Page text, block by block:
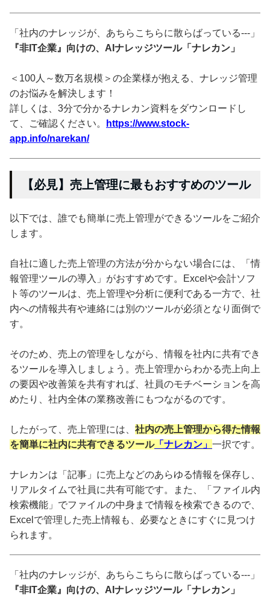
「社内のナレッジが、あちらこちらに散らばっている---」
『非IT企業』向けの、AIナレッジツール「ナレカン」
＜100人～数万名規模＞の企業様が抱える、ナレッジ管理
のお悩みを解決します！
詳しくは、3分で分かるナレカン資料をダウンロードし
て、ご確認ください。
https://www.stock-
app.info/narekan/
【必見】売上管理に最もおすすめのツール
以下では、誰でも簡単に売上管理ができるツールをご紹介
します。
自社に適した売上管理の方法が分からない場合には、「情
報管理ツールの導入」がおすすめです。Excelや会計ソフ
ト等のツールは、売上管理や分析に便利である一方で、社
内への情報共有や連絡には別のツールが必須となり面倒で
す。
そのため、売上の管理をしながら、情報を社内に共有でき
るツールを導入しましょう。売上管理からわかる売上向上
の要因や改善策を共有すれば、社員のモチベーションを高
めたり、社内全体の業務改善にもつながるのです。
したがって、売上管理には、 社内の売上管理から得た情報
を簡単に社内に共有できるツール「ナレカン」 一択です。
ナレカンは「記事」に売上などのあらゆる情報を保存し、
リアルタイムで社員に共有可能です。また、「ファイル内
検索機能」でファイルの中身まで情報を検索できるので、
Excelで管理した売上情報も、必要なときにすぐに見つけ
られます。
「社内のナレッジが、あちらこちらに散らばっている---」
『非IT企業』向けの、AIナレッジツール「ナレカン」